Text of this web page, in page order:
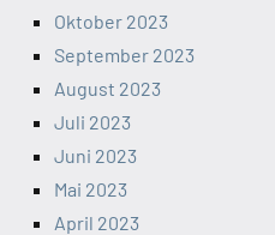
Oktober 2023
September 2023
August 2023
Juli 2023
Juni 2023
Mai 2023
April 2023